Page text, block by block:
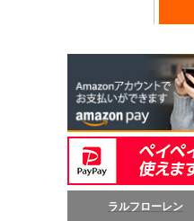
ラルフローレン